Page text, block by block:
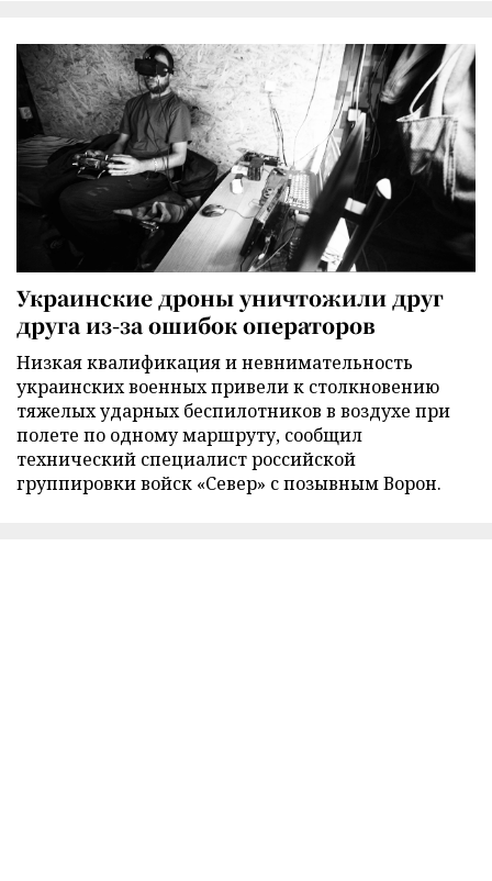
Украинские дроны уничтожили друг
друга из-за ошибок операторов
Низкая квалификация и невнимательность
украинских военных привели к столкновению
тяжелых ударных беспилотников в воздухе при
полете по одному маршруту, сообщил
технический специалист российской
группировки войск «Север» с позывным Ворон.